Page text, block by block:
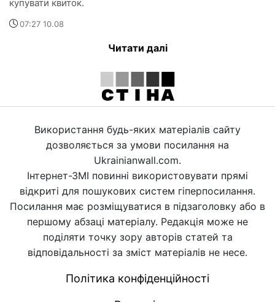
купувати квиток.
07:27 10.08
Читати далі
Використання будь-яких матеріалів сайту
дозволяється за умови посилання на
Ukrainianwall.com.
Інтернет-ЗМІ повинні використовувати прямі
відкриті для пошукових систем гіперпосилання.
Посилання має розміщуватися в підзаголовку або в
першому абзаці матеріалу. Редакція може не
поділяти точку зору авторів статей та
відповідальності за зміст матеріалів не несе.
Політика конфіденційності